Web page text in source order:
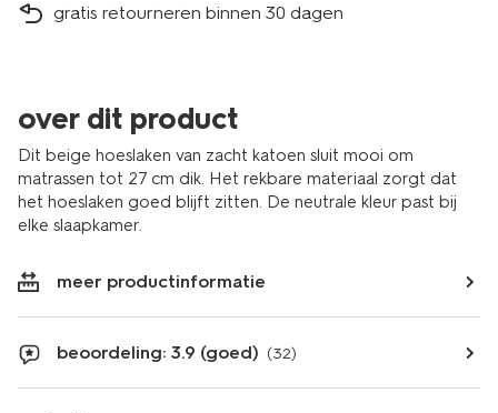
gratis retourneren binnen 30 dagen
over dit product
Dit beige hoeslaken van zacht katoen sluit mooi om
matrassen tot 27 cm dik. Het rekbare materiaal zorgt dat
het hoeslaken goed blijft zitten. De neutrale kleur past bij
elke slaapkamer.
meer productinformatie
beoordeling: 3.9 (goed) (32)